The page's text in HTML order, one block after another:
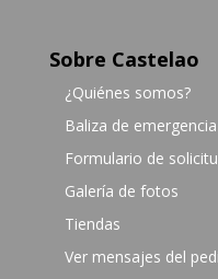
Sobre Castelao
¿Quiénes somos?
Baliza de
Formulario de
Galería de fotos
Tiendas
Ver mensajes del